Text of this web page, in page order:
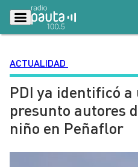
Podcasts
Lo Último
Ciudad
ACTUALIDAD
PDI ya identificó a
presunto autores
niño en Peñaflor